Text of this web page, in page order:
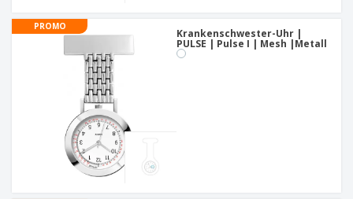
PROMO
Krankenschwester-Uhr |
PULSE | Pulse I | Mesh |Metall